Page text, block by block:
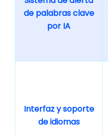
de palabras clave
por IA
Interfaz y soporte
de idiomas